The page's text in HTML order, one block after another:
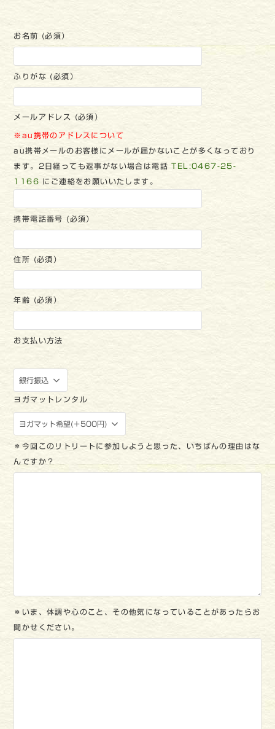
お名前 (必須）
ふりがな (必須）
メールアドレス (必須）
※au携帯のアドレスについて
au携帯メールのお客様にメールが届かないことが多くなっており
ます。2日経っても返事がない場合は電話TEL:0467-25-
1166 にご連絡をお願いいたします。
携帯電話番号 (必須）
住所 (必須）
年齢 (必須）
お支払い方法
ヨガマットレンタル
＊今回このリトリートに参加しようと思った、いちばんの理由はな
んですか？
＊いま、体調や心のこと、その他気になっていることがあったらお
聞かせください。